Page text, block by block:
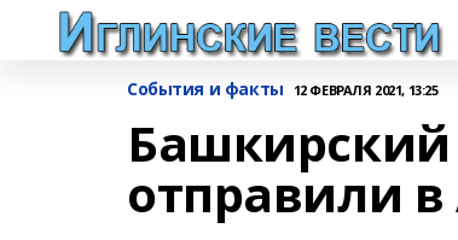
События и факты 12 ФЕВРАЛЯ 2021, 13:25
Башкирский
отправили